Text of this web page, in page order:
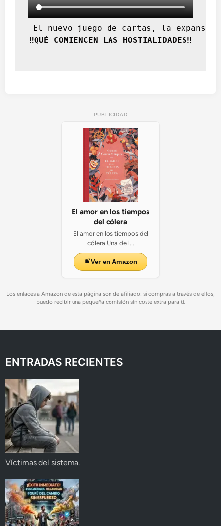
El nuevo juego de cartas, la
‼️QUÉ COMIENCEN LAS HOSTIALIDADES‼️
PUBLICIDAD
El amor en los tiempos
del cólera
El amor en los tiempos del
cólera Una de l...
Ver en Amazon
Los enlaces a Amazon de esta página son de afiliado: si compras a través de ellos,
puedo recibir una pequeña comisión sin coste extra para ti.
ENTRADAS RECIENTES
Víctimas del sistema.